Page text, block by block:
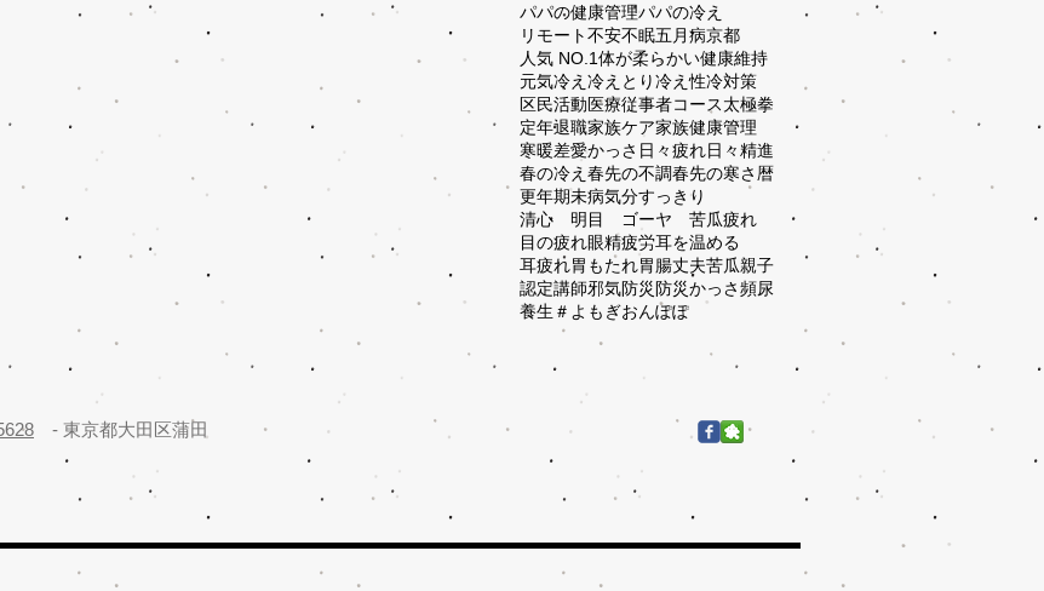
パパの健康管理パパの冷え
リモート不安不眠五月病京都
人気 NO.1体が柔らかい健康維持
元気冷え 冷えとり冷え性冷対策
区民活動医療従事者コース太極拳
定年退職家族ケア家族健康管理
寒暖差愛かっさ 日々疲れ日々精進
春の冷え 春先の不調春先の寒さ 暦
更年期未病気分すっきり
清心 明目 ゴーヤ 苦瓜疲れ
目の疲れ眼精疲労耳を温める
耳疲れ胃もたれ胃腸丈夫苦瓜親子
認定講師邪気防災防災かっさ頻尿
養生 ＃よもぎおんぽぽ
- 東京都大田区蒲田